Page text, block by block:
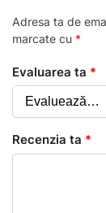
Adresa ta de
marcate cu *
Evaluarea ta *
Recenzia ta *